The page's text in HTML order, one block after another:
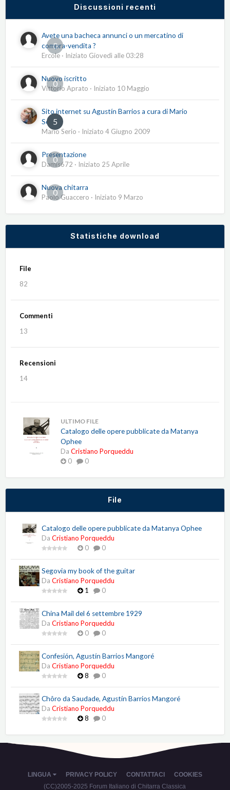
Discussioni recenti
0
Avete una bacheca annunci o un mercatino di
compra-vendita ?
Ercole · Iniziato Giovedì alle 03:28
0
Nuovo iscritto
Vittorio Aprato · Iniziato 10 Maggio
5
Sito internet su Agustín Barrios a cura di Mario
Serio
Mario Serio · Iniziato 4 Giugno 2009
0
Presentazione
Damis672 · Iniziato 25 Aprile
0
Nuova chitarra
Paolo Guaccero · Iniziato 9 Marzo
Statistiche download
File
82
Commenti
13
Recensioni
14
ULTIMO FILE
Catalogo delle opere pubblicate da Matanya
Ophee
Da Cristiano Porqueddu
0
0
File
Catalogo delle opere pubblicate da Matanya Ophee
Da Cristiano Porqueddu
0
0
Segovia my book of the guitar
Da Cristiano Porqueddu
1
0
China Mail del 6 settembre 1929
Da Cristiano Porqueddu
0
0
Confesión, Agustín Barrios Mangoré
Da Cristiano Porqueddu
8
0
Chôro da Saudade, Agustín Barrios Mangoré
Da Cristiano Porqueddu
8
0
LINGUA PRIVACY POLICY CONTATTACI
COOKIES
(CC)2005-2025 Forum Italiano di Chitarra Classica